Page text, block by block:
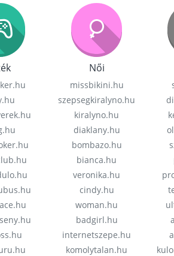
Női
missbikini.hu
szepsegkiralyno.hu
kiralyno.hu
diaklany.hu
bombazo.hu
bianca.hu
veronika.hu
cindy.hu
woman.hu
badgirl.hu
internetszepe.hu
komolytalan.hu